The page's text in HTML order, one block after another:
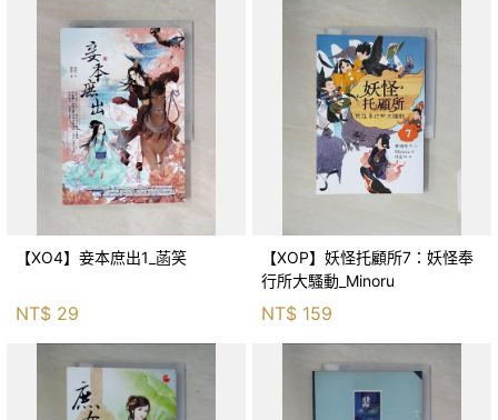
【XO4】妾本庶出1_菡笑
NT$ 29
【XOP】妖怪托顧所7：妖怪奉
行所大騷動_Minoru
NT$ 159